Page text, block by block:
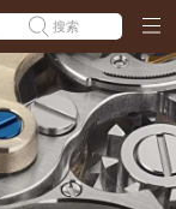
搜索